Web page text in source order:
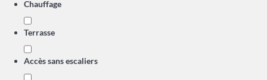
Chauffage
Terrasse
Accès sans escaliers